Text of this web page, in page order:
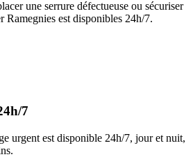
une serrure défectueuse ou sécuriser
Ramegnies est disponibles 24h/7.
7
urgent est disponible 24h/7, jour et nuit,